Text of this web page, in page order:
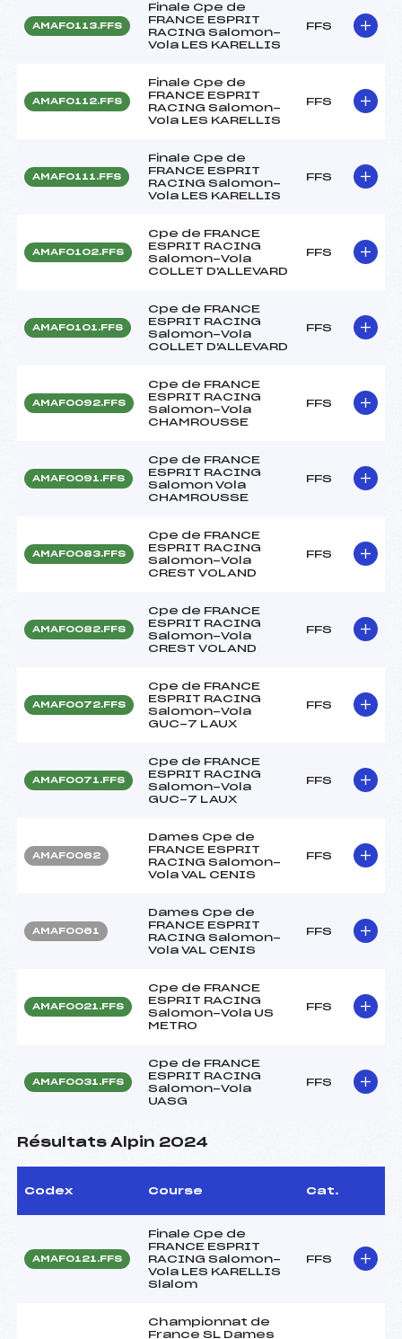
AMAF0113.FFS
Finale Cpe de
FRANCE ESPRIT
RACING Salomon-
Vola LES KARELLIS
FFS
AMAF0112.FFS
Finale Cpe de
FRANCE ESPRIT
RACING Salomon-
Vola LES KARELLIS
FFS
AMAF0111.FFS
Finale Cpe de
FRANCE ESPRIT
RACING Salomon-
Vola LES KARELLIS
FFS
AMAF0102.FFS
Cpe de FRANCE
ESPRIT RACING
Salomon-Vola
COLLET D'ALLEVARD
FFS
AMAF0101.FFS
Cpe de FRANCE
ESPRIT RACING
Salomon-Vola
COLLET D'ALLEVARD
FFS
AMAF0092.FFS
Cpe de FRANCE
ESPRIT RACING
Salomon-Vola
CHAMROUSSE
FFS
AMAF0091.FFS
Cpe de FRANCE
ESPRIT RACING
Salomon Vola
CHAMROUSSE
FFS
AMAF0083.FFS
Cpe de FRANCE
ESPRIT RACING
Salomon-Vola
CREST VOLAND
FFS
AMAF0082.FFS
Cpe de FRANCE
ESPRIT RACING
Salomon-Vola
CREST VOLAND
FFS
AMAF0072.FFS
Cpe de FRANCE
ESPRIT RACING
Salomon-Vola
GUC-7 LAUX
FFS
AMAF0071.FFS
Cpe de FRANCE
ESPRIT RACING
Salomon-Vola
GUC-7 LAUX
FFS
AMAF0062
Dames Cpe de
FRANCE ESPRIT
RACING Salomon-
Vola VAL CENIS
FFS
AMAF0061
Dames Cpe de
FRANCE ESPRIT
RACING Salomon-
Vola VAL CENIS
FFS
AMAF0021.FFS
Cpe de FRANCE
ESPRIT RACING
Salomon-Vola US
METRO
FFS
AMAF0031.FFS
Cpe de FRANCE
ESPRIT RACING
Salomon-Vola
UASG
FFS
Résultats Alpin 2024
Codex Course Cat.
AMAF0121.FFS
Finale Cpe de
FRANCE ESPRIT
RACING Salomon-
Vola LES KARELLIS
Slalom
FFS
Championnat de
France SL Dames